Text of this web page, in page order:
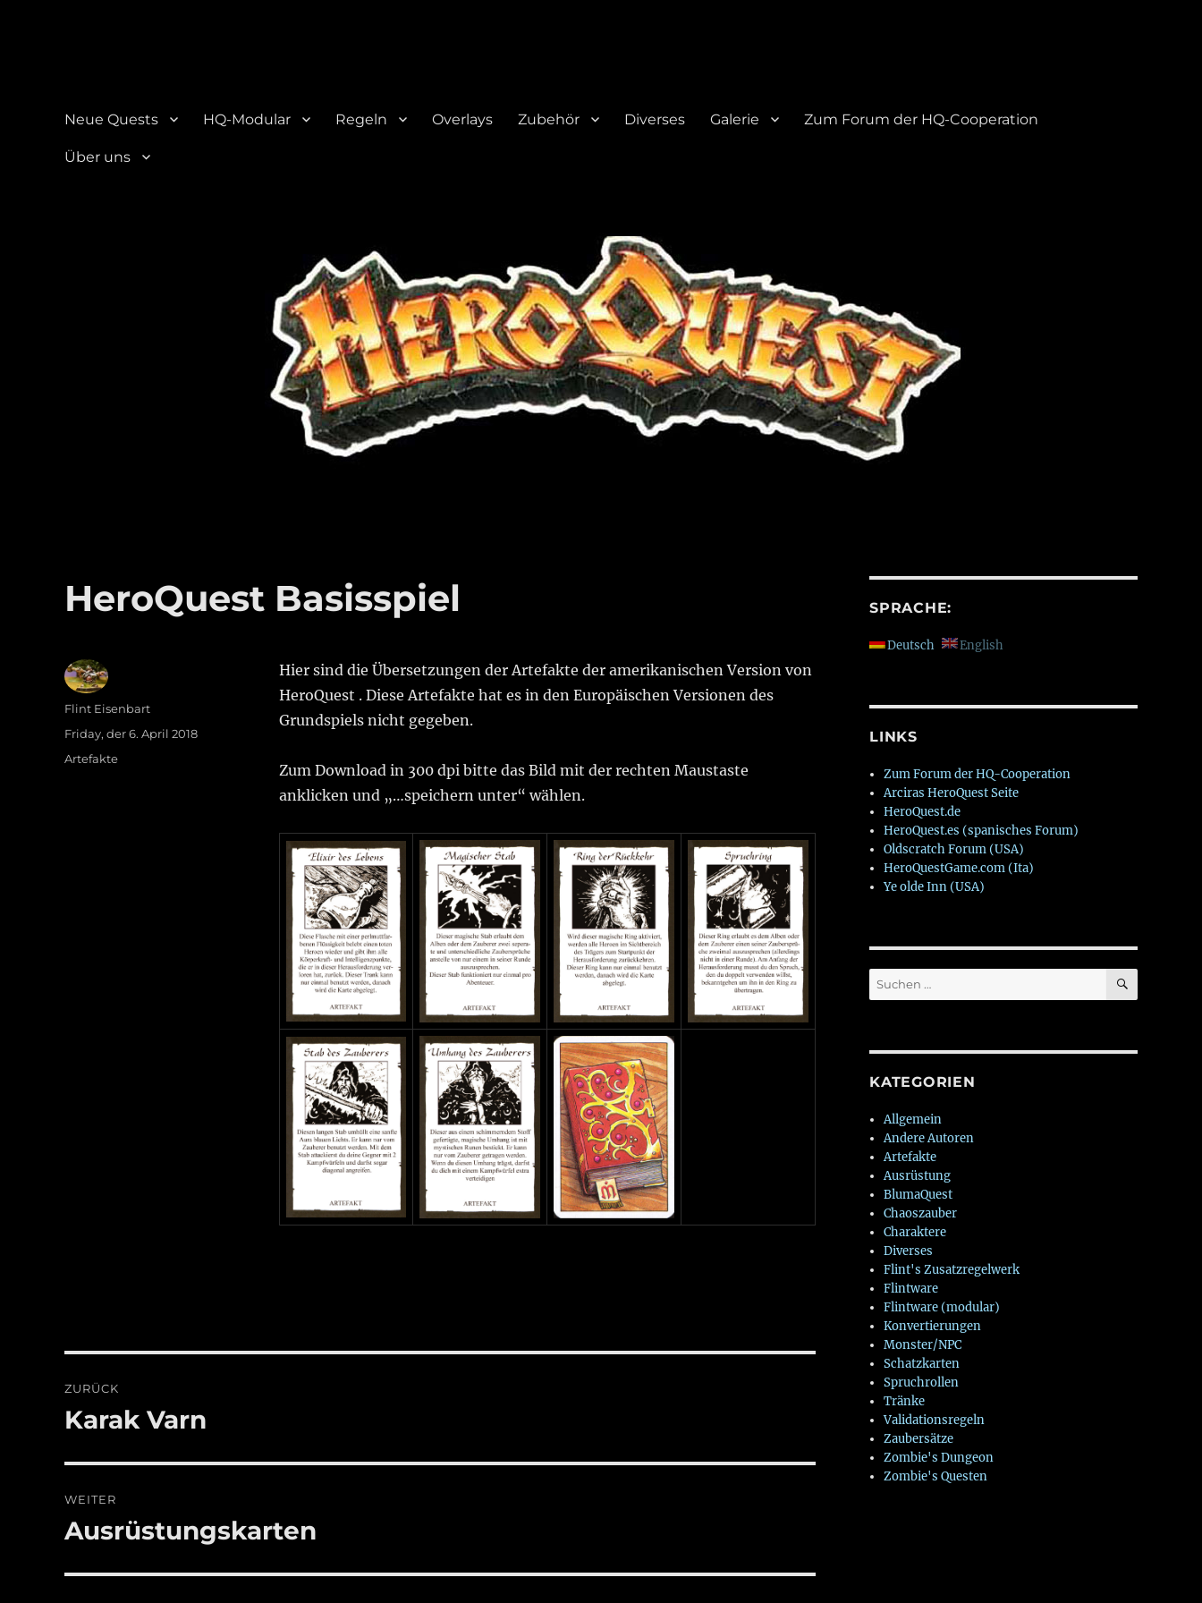
Neue Quests HQ-Modular Regeln Overlays Zubehör Diverses Galerie Zum Forum der HQ-Cooperation
Über uns
HeroQuest Basisspiel
Hier sind die Übersetzungen der Artefakte der amerikanischen Version von
HeroQuest . Diese Artefakte hat es in den Europäischen Versionen des
Grundspiels nicht gegeben.
Zum Download in 300 dpi bitte das Bild mit der rechten Maustaste
anklicken und „…speichern unter“ wählen.
Autor
Flint Eisenbart
Veröffentlicht
Friday, der 6. April 2018
Kategorien
Artefakte
ZURÜCK
Vorheriger
Karak Varn
WEITER
Nächster
Ausrüstungskarten
SPRACHE:
Deutsch English
LINKS
Zum Forum der HQ-Cooperation
Arciras HeroQuest Seite
HeroQuest.de
HeroQuest.es (spanisches Forum)
Oldscratch Forum (USA)
HeroQuestGame.com (Ita)
Ye olde Inn (USA)
Suchen
nach:
SUCHEN
KATEGORIEN
Allgemein
Andere Autoren
Artefakte
Ausrüstung
BlumaQuest
Chaoszauber
Charaktere
Diverses
Flint's Zusatzregelwerk
Flintware
Flintware (modular)
Konvertierungen
Monster/NPC
Schatzkarten
Spruchrollen
Tränke
Validationsregeln
Zaubersätze
Zombie's Dungeon
Zombie's Questen